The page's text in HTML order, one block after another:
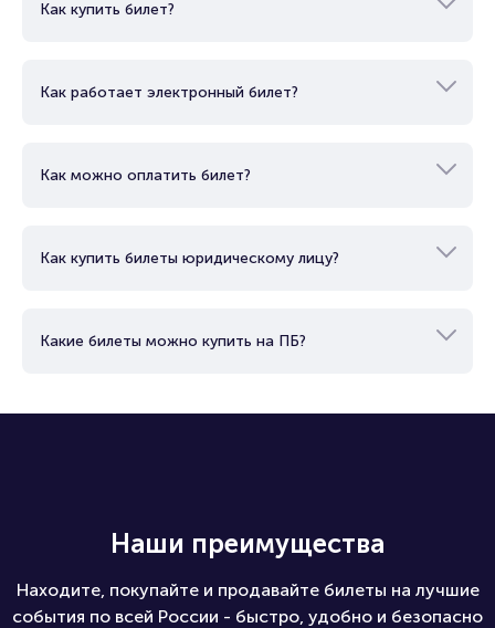
Как купить билет?
Как работает электронный билет?
Как можно оплатить билет?
Как купить билеты юридическому лицу?
Какие билеты можно купить на ПБ?
Наши преимущества
Находите, покупайте и продавайте билеты на лучшие
события по всей России - быстро, удобно и безопасно